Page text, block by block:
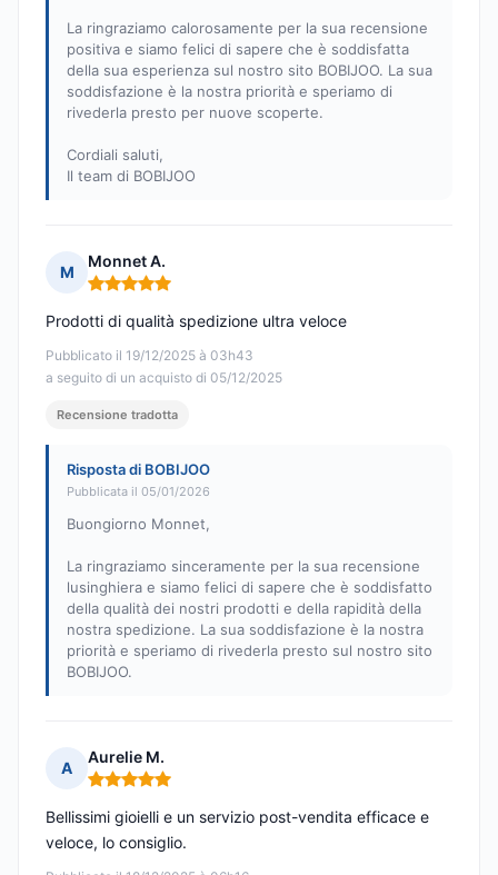
La ringraziamo calorosamente per la sua recensione
positiva e siamo felici di sapere che è soddisfatta
della sua esperienza sul nostro sito BOBIJOO. La sua
soddisfazione è la nostra priorità e speriamo di
rivederla presto per nuove scoperte.
Cordiali saluti,
Il team di BOBIJOO
M
Monnet A.
Nota: 5 su 5
Pubblicato il 19/12/2025 à 03h43
a seguito di un acquisto di 05/12/2025
Prodotti di qualità spedizione ultra veloce
Recensione tradotta
Risposta di BOBIJOO
Pubblicata il 05/01/2026
Buongiorno Monnet,
La ringraziamo sinceramente per la sua recensione
lusinghiera e siamo felici di sapere che è soddisfatto
della qualità dei nostri prodotti e della rapidità della
nostra spedizione. La sua soddisfazione è la nostra
priorità e speriamo di rivederla presto sul nostro sito
BOBIJOO.
A
Aurelie M.
Nota: 5 su 5
Bellissimi gioielli e un servizio post-vendita efficace e
veloce, lo consiglio.